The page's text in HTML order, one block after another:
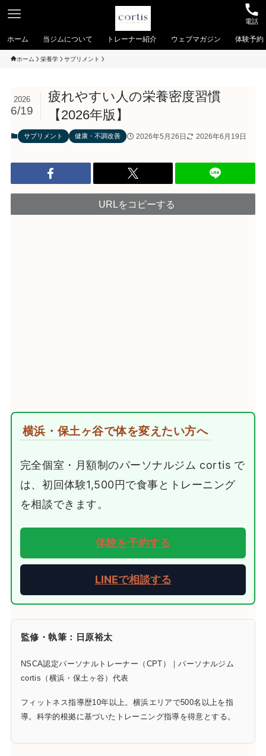
電話
ホーム 当ジムについて トレーナー紹介 ウェブマガジン 体験予約
ホーム 栄養学 サプリメント
疲れやすい人の栄養密度習慣
【2026年版】
2026
6/19
サプリメント 健康・不調改善 2026年5月26日 2026年6月19日
URLをコピーする
横浜・保土ヶ谷で体を変えたい方へ
完全個室・月額制のパーソナルジム cortis で
は、初回体験1,500円で食事とトレーニング
を相談できます。
体験を予約する
LINEで相談する
監修・執筆：日原裕太
NSCA認定パーソナルトレーナー（CPT）｜パーソナルジム
cortis（横浜・保土ヶ谷）代表
フィットネス指導歴10年以上。横浜エリアで500名以上を指
導。科学的根拠に基づいたトレーニング指導を得意とする。